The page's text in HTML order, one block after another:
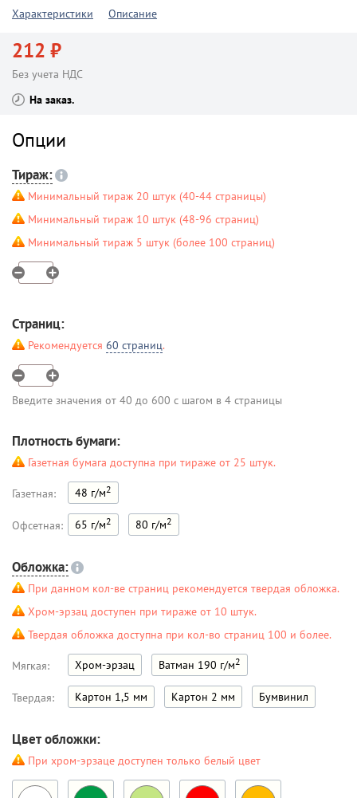
Характеристики
Описание
212 ₽
Без учета НДС
На заказ
Опции
Тираж:
Минимальный тираж 20 штук (40-44 страницы)
Минимальный тираж 10 штук (48-96 страниц)
Минимальный тираж 5 штук (более 100 страниц)
Страниц:
Рекомендуется 60 страниц.
Введите значения от 40 до 600 с шагом в 4 страницы
Плотность бумаги:
Газетная бумага доступна при тираже от 25 штук.
Газетная: 48 г/м2
Офсетная: 65 г/м2 80 г/м2
Обложка:
При данном кол-ве страниц рекомендуется твердая обложка.
Хром-эрзац доступен при тираже от 10 штук.
Твердая обложка доступна при кол-во страниц 100 и более.
Мягкая: Хром-эрзац Ватман 190 г/м2
Твердая: Картон 1,5 мм Картон 2 мм Бумвинил
Цвет обложки:
При хром-эрзаце доступен только белый цвет